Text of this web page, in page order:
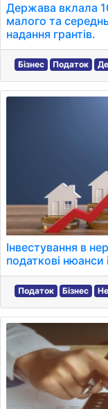
Держава вклала
малого та
надання грантів.
Бізнес Податок
Інвестування в
податкові нюанси
Податок Бізнес